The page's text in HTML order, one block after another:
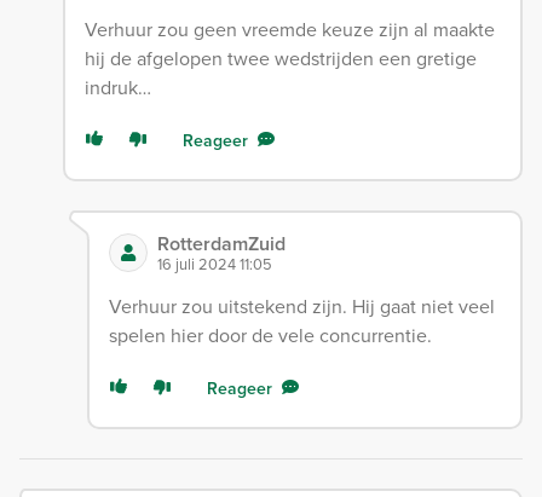
Verhuur zou geen vreemde keuze zijn al maakte
hij de afgelopen twee wedstrijden een gretige
indruk…
Reageer
RotterdamZuid
16 juli 2024 11:05
Verhuur zou uitstekend zijn. Hij gaat niet veel
spelen hier door de vele concurrentie.
Reageer